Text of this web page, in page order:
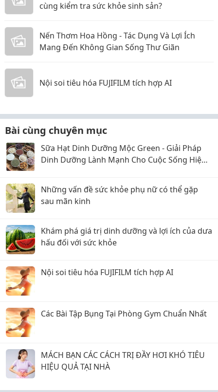
cùng kiểm tra sức khỏe sinh sản?
Nến Thơm Hoa Hồng - Tác Dụng Và Lợi Ích
Mang Đến Không Gian Sống Thư Giãn
Nội soi tiêu hóa FUJIFILM tích hợp AI
Bài cùng chuyên mục
Sữa Hạt Dinh Dưỡng Mộc Green - Giải Pháp
Dinh Dưỡng Lành Mạnh Cho Cuộc Sống Hiện
Những vấn đề sức khỏe phụ nữ có thể gặp
sau mãn kinh
Khám phá giá trị dinh dưỡng và lợi ích của dưa
hấu đối với sức khỏe
Nội soi tiêu hóa FUJIFILM tích hợp AI
Các Bài Tập Bụng Tại Phòng Gym Chuẩn Nhất
MÁCH BẠN CÁC CÁCH TRỊ ĐẦY HƠI KHÓ TIÊU
HIỆU QUẢ TẠI NHÀ